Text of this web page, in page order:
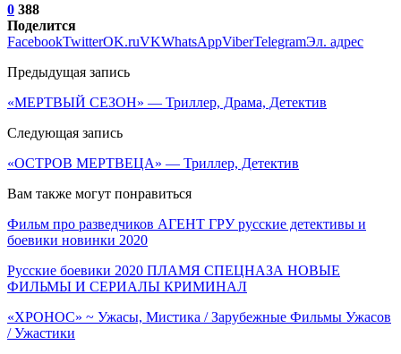
0 388
Поделится
FacebookTwitterOK.ruVKWhatsAppViberTelegramЭл. адрес
Предыдущая запись
«МЕРТВЫЙ СЕЗОН» — Триллер, Драма, Детектив
Следующая запись
«ОСТРОВ МЕРТВЕЦА» — Триллер, Детектив
Вам также могут понравиться
Фильм про разведчиков АГЕНТ ГРУ русские детективы и
боевики новинки 2020
Русские боевики 2020 ПЛАМЯ СПЕЦНАЗА НОВЫЕ
ФИЛЬМЫ И СЕРИАЛЫ КРИМИНАЛ
«ХРОНОС» ~ Ужасы, Мистика / Зарубежные Фильмы Ужасов
/ Ужастики